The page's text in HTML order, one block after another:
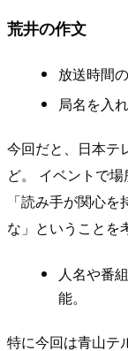
荒井の作文
放送時間
局名を入
今回だと、日本テ
ど。 イベントで場
「読み手が関心
な」ということを
人名や番
能。
特に今回は青山テ